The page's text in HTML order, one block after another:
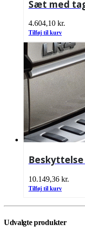
Sæt med
4.604,10 kr.
Tilføj til kurv
10.149,36 kr.
Tilføj til kurv
Udvalgte produkter